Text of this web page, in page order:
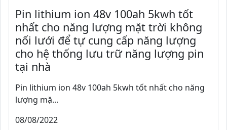
Pin lithium ion 48v 100ah 5kwh tốt
nhất cho năng lượng mặt trời không
nối lưới để tự cung cấp năng lượng
cho hệ thống lưu trữ năng lượng pin
tại nhà
Pin lithium ion 48v 100ah 5kwh tốt nhất cho năng
lượng mặ...
08/08/2022